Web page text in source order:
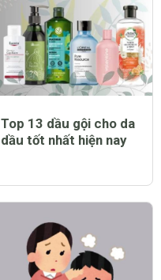
Top 13 dầu gội cho da
dầu tốt nhất hiện nay